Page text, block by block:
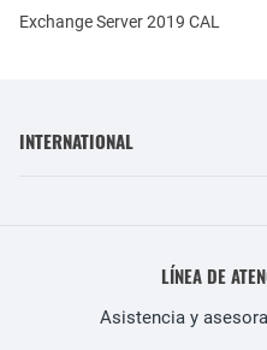
Exchange Server 2019 CAL
INTERNATIONAL
LÍNEA DE
Asistencia y